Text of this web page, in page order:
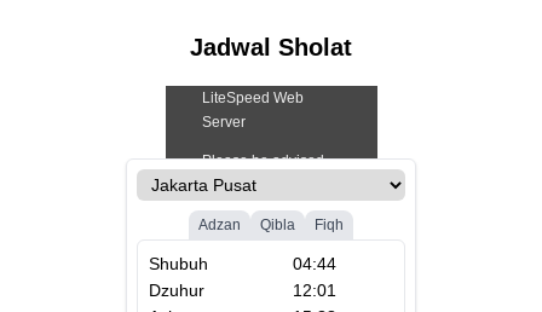
Jadwal Sholat